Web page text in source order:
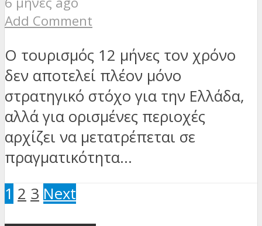
Add Comment
Ο τουρισμός 12 μήνες τον χρόνο
δεν αποτελεί πλέον μόνο
στρατηγικό στόχο για την Ελλάδα,
αλλά για ορισμένες περιοχές
αρχίζει να μετατρέπεται σε
πραγματικότητα...
1 2 3 Next